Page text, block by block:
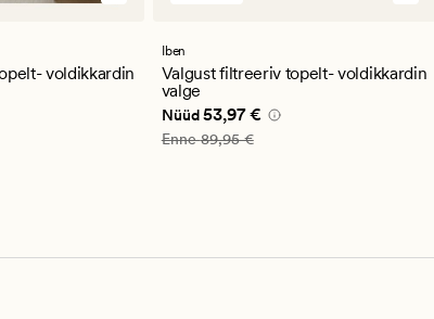
voldikkardin
hinnanguga
4.5
Iben
Valgust filtreeriv topelt- voldikkardin
valge
Nåværende pris_ee
Nüüd 53,97 €
Vanlig pris_ee
Enne89,95 €